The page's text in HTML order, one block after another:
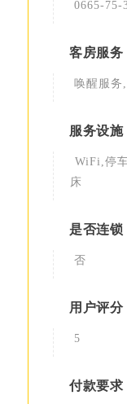
0665-75-
客房服务
唤醒服务
服务设施
WiFi,停
床
是否连锁
否
用户评分
5
付款要求